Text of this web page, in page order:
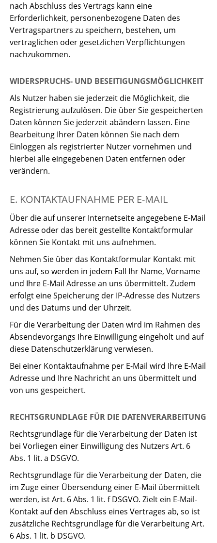
nach Abschluss des Vertrags kann eine
Erforderlichkeit, personenbezogene Daten des
Vertragspartners zu speichern, bestehen, um
vertraglichen oder gesetzlichen Verpflichtungen
nachzukommen.
WIDERSPRUCHS- UND BESEITIGUNGSMÖGLICHKEIT
Als Nutzer haben sie jederzeit die Möglichkeit, die
Registrierung aufzulösen. Die über Sie gespeicherten
Daten können Sie jederzeit abändern lassen. Eine
Bearbeitung Ihrer Daten können Sie nach dem
Einloggen als registrierter Nutzer vornehmen und
hierbei alle eingegebenen Daten entfernen oder
verändern.
E. KONTAKTAUFNAHME PER E-MAIL
Über die auf unserer Internetseite angegebene E-Mail
Adresse oder das bereit gestellte Kontaktformular
können Sie Kontakt mit uns aufnehmen.
Nehmen Sie über das Kontaktformular Kontakt mit
uns auf, so werden in jedem Fall Ihr Name, Vorname
und Ihre E-Mail Adresse an uns übermittelt. Zudem
erfolgt eine Speicherung der IP-Adresse des Nutzers
und des Datums und der Uhrzeit.
Für die Verarbeitung der Daten wird im Rahmen des
Absendevorgangs Ihre Einwilligung eingeholt und auf
diese Datenschutzerklärung verwiesen.
Bei einer Kontaktaufnahme per E-Mail wird Ihre E-Mail
Adresse und Ihre Nachricht an uns übermittelt und
von uns gespeichert.
RECHTSGRUNDLAGE FÜR DIE DATENVERARBEITUNG
Rechtsgrundlage für die Verarbeitung der Daten ist
bei Vorliegen einer Einwilligung des Nutzers Art. 6
Abs. 1 lit. a DSGVO.
Rechtsgrundlage für die Verarbeitung der Daten, die
im Zuge einer Übersendung einer E-Mail übermittelt
werden, ist Art. 6 Abs. 1 lit. f DSGVO. Zielt ein E-Mail-
Kontakt auf den Abschluss eines Vertrages ab, so ist
zusätzliche Rechtsgrundlage für die Verarbeitung Art.
6 Abs. 1 lit. b DSGVO.